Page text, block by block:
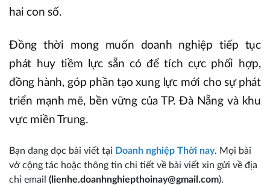
hai con số.
Đồng thời mong muốn doanh nghiệp tiếp tục
phát huy tiềm lực sẵn có để tích cực phối hợp,
đồng hành, góp phần tạo xung lực mới cho sự phát
triển mạnh mẽ, bền vững của TP. Đà Nẵng và khu
vực miền Trung.
Bạn đang đọc bài viết tại Doanh nghiệp Thời nay. Mọi bài
vở cộng tác hoặc thông tin chi tiết về bài viết xin gửi về địa
chỉ email (lienhe.doanhnghiepthoinay@gmail.com).